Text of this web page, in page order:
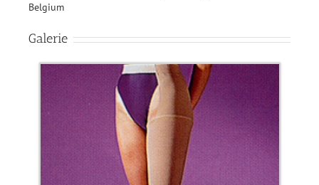
Belgium
Galerie